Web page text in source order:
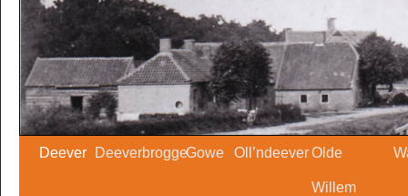
Deever DeeverbroggeGowe Oll’ndeeverOlde
Willem